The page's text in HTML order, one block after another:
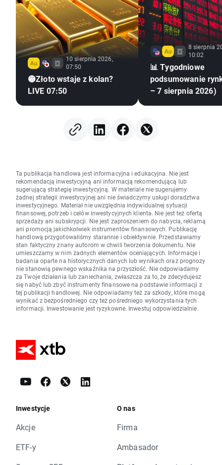
10 sierpnia 2026,
07:50
🟡Złoto wstaje z kolan?
LIVE 07:50
8 sierpnia
10:02
📊 Tygodniowe
podsumowanie
– 7 sierpnia 2026)
Ta publikacja handlowa jest informacyjna i edukacyjna. Nie jest
rekomendacją inwestycyjną ani informacją rekomendującą lub
sugerującą strategię inwestycyjną. W materiale nie sugerujemy
żadnej strategii inwestycyjnej ani nie świadczymy usługi doradztwa
inwestycyjnego. Materiał nie uwzględnia indywidualnej sytuacji
finansowej, potrzeb i celów inwestycyjnych klienta. Nie jest też ofertą
sprzedaży ani subskrypcji. Nie jest zaproszeniem do nabycia, reklamą
ani promocją jakichkolwiek instrumentów finansowych. Publikację
handlową przygotowaliśmy starannie i obiektywnie. Przedstawiamy
stan faktyczny znany autorom w chwili tworzenia dokumentu. Nie
umieszczamy w nim żadnych elementów oceniających. Informacje i
badania oparte na historycznych danych lub wynikach oraz prognozy
nie stanowią pewnego wskaźnika na przyszłość. Nie odpowiadamy
za Twoje działania lub zaniechania, zwłaszcza za to, że zdecydujesz
się nabyć lub zbyć instrumenty finansowe na podstawie informacji z
tej publikacji handlowej. Nie odpowiadamy też za szkody, które mogą
wynikać z bezpośredniego czy też pośredniego wykorzystania tych
informacji. Inwestowanie jest ryzykowne. Inwestuj odpowiedzialnie.
Inwestycje
Akcje
ETF-y
O nas
Firma
Ambasador